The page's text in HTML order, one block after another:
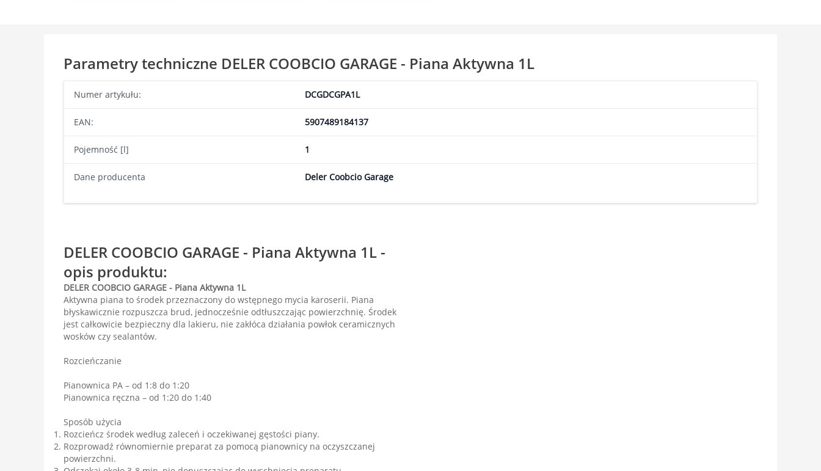
Parametry techniczne DELER COOBCIO GARAGE - Piana Aktywna 1L
Numer artykułu: DCGDCGPA1L
EAN: 5907489184137
Pojemność [l] 1
Dane producenta Deler Coobcio Garage
DELER COOBCIO GARAGE - Piana Aktywna 1L -
opis produktu:
DELER COOBCIO GARAGE - Piana Aktywna 1L
Aktywna piana to środek przeznaczony do wstępnego mycia karoserii. Piana
błyskawicznie rozpuszcza brud, jednocześnie odtłuszczając powierzchnię. Środek
jest całkowicie bezpieczny dla lakieru, nie zakłóca działania powłok ceramicznych
wosków czy sealantów.
Rozcieńczanie
Pianownica PA – od 1:8 do 1:20
Pianownica ręczna – od 1:20 do 1:40
Sposób użycia
Rozcieńcz środek według zaleceń i oczekiwanej gęstości piany.
Rozprowadź równomiernie preparat za pomocą pianownicy na oczyszczanej
powierzchni.